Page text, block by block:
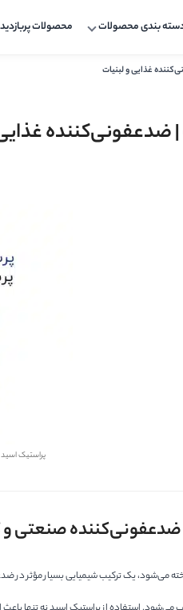
بندی محصولات محصولات پربازدید
غذایی و لبنیات
ضدعفونی‌کننده
پراستیک
صنعتی و
می‌شود، یک ترکیب شیمیایی بسیار مؤثر در